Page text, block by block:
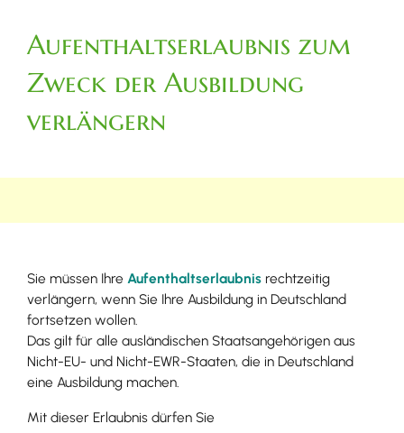
Aufenthaltserlaubnis zum
Zweck der Ausbildung
verlängern
Sie müssen Ihre Aufenthaltserlaubnis rechtzeitig
verlängern, wenn Sie Ihre Ausbildung in Deutschland
fortsetzen wollen.
Das gilt für alle ausländischen Staatsangehörigen aus
Nicht-EU- und Nicht-EWR-Staaten, die in Deutschland
eine Ausbildung machen.
Mit dieser Erlaubnis dürfen Sie